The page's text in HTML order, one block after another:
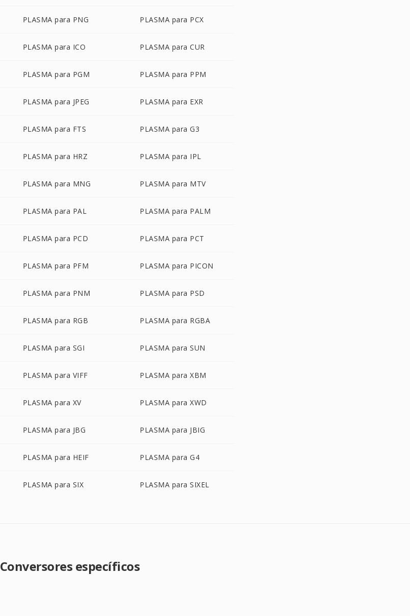
PLASMA para PNG PLASMA para PCX
PLASMA para ICO PLASMA para CUR
PLASMA para PGM PLASMA para PPM
PLASMA para JPEG PLASMA para EXR
PLASMA para FTS PLASMA para G3
PLASMA para HRZ PLASMA para IPL
PLASMA para MNG PLASMA para MTV
PLASMA para PAL PLASMA para PALM
PLASMA para PCD PLASMA para PCT
PLASMA para PFM PLASMA para PICON
PLASMA para PNM PLASMA para PSD
PLASMA para RGB PLASMA para RGBA
PLASMA para SGI PLASMA para SUN
PLASMA para VIFF PLASMA para XBM
PLASMA para XV PLASMA para XWD
PLASMA para JBG PLASMA para JBIG
PLASMA para HEIF PLASMA para G4
PLASMA para SIX PLASMA para SIXEL
Conversores específicos